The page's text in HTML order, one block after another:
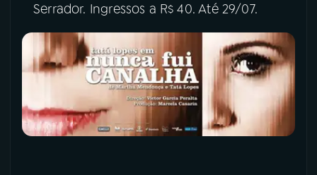
Serrador. Ingressos a R$ 40. Até 29/07.